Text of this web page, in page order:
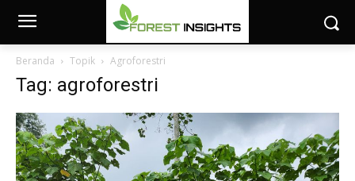
Beranda Topik Agroforestri
Tag: agroforestri